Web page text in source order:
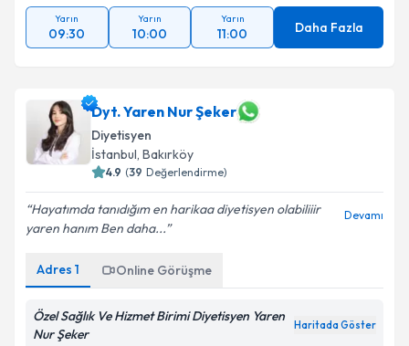
Yarın
09:30
Yarın
10:00
Yarın
11:00 Daha Fazla
Dyt. Yaren Nur Şeker
Diyetisyen
İstanbul, Bakırköy
4.9 (39 Değerlendirme)
Hayatımda tanıdığım en harikaa diyetisyen olabiliiir
yaren hanım Ben daha...
Devamı
Adres 1 Online Görüşme
Özel Sağlık Ve Hizmet Birimi Diyetisyen Yaren
Nur Şeker
Haritada Göster